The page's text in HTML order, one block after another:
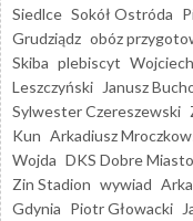
Siedlce Sokół Ostróda
Grudziądz obóz
Skiba plebiscyt
Leszczyński
Janusz
Sylwester Czereszewski
Kun Arkadiusz
Wojda DKS Dobre Miasto
Zin Stadion wywiad
Gdynia Piotr Głowacki